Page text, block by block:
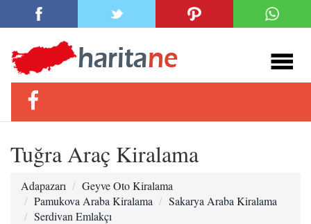
Tuğra Araç Kiralama
Adapazarı
Geyve Oto Kiralama
Pamukova Araba Kiralama
Sakarya Araba Kiralama
Serdivan Emlakçı